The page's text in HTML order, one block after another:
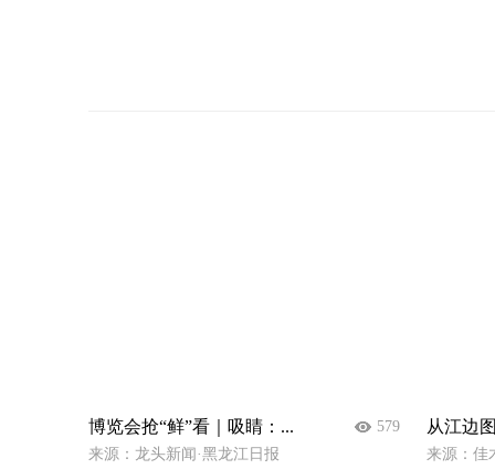
579
博览会抢“鲜”看｜吸睛：...
来源：龙头新闻·黑龙江日报
从江边
来源：佳